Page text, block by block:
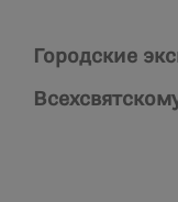
Городские